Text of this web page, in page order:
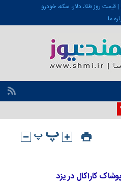
روز طلا، دلار، سکه، خودرو
ما
کاراکال در یزد